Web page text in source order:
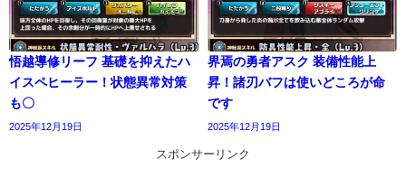
悟越導修リーフ 基礎を抑えたハ
イスペヒーラー！状態異常対策
も〇
2025年12月19日
界焉の勇者アスク 装備性能上
昇！諸刃バフは使いどころが命
です
2025年12月19日
スポンサーリンク